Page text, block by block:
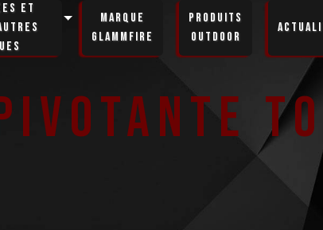
et
Marque
GlammFire
Produits
Outdoor